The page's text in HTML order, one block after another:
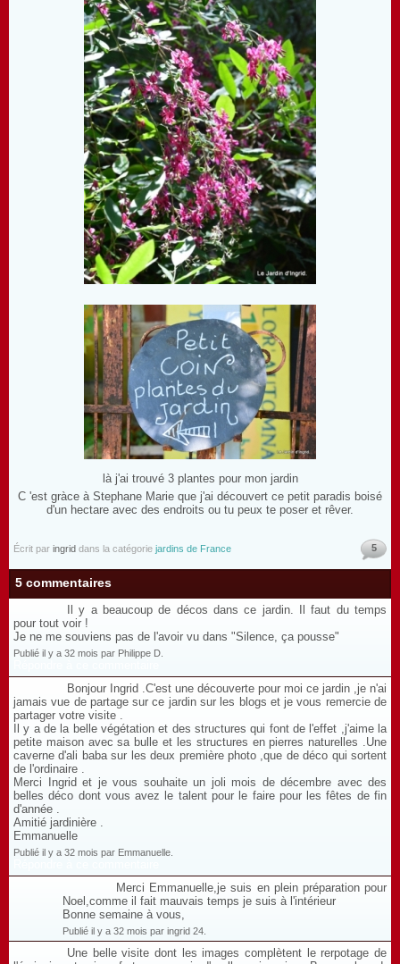
là j'ai trouvé 3 plantes pour mon jardin
C 'est gràce à Stephane Marie que j'ai découvert ce petit paradis boisé
d'un hectare avec des endroits ou tu peux te poser et rêver.
Écrit par ingrid dans la catégorie jardins de France 5
5 commentaires
Il y a beaucoup de décos dans ce jardin. Il faut du temps
pour tout voir !
Je ne me souviens pas de l'avoir vu dans "Silence, ça pousse"
Publié il y a 32 mois par Philippe D.
Bonjour Ingrid .C'est une découverte pour moi ce jardin ,je n'ai
jamais vue de partage sur ce jardin sur les blogs et je vous remercie de
partager votre visite .
Il y a de la belle végétation et des structures qui font de l'effet ,j'aime la
petite maison avec sa bulle et les structures en pierres naturelles .Une
caverne d'ali baba sur les deux première photo ,que de déco qui sortent
de l'ordinaire .
Merci Ingrid et je vous souhaite un joli mois de décembre avec des
belles déco dont vous avez le talent pour le faire pour les fêtes de fin
d'année .
Amitié jardinière .
Emmanuelle
Publié il y a 32 mois par Emmanuelle.
Merci Emmanuelle,je suis en plein préparation pour
Noel,comme il fait mauvais temps je suis à l'intérieur
Bonne semaine à vous,
Publié il y a 32 mois par ingrid 24.
Une belle visite dont les images complètent le rerpotage de